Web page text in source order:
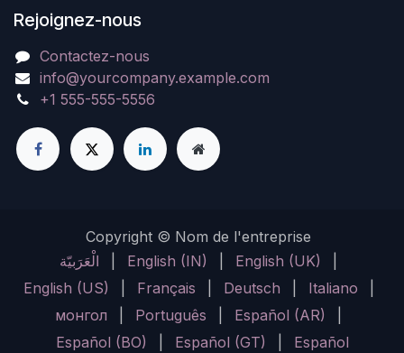
Rejoignez-nous
Contactez-nous
info@yourcompany.example.com
+1 555-555-5556
Copyright © Nom de l'entreprise
الْعَرَبيّة
English (IN) English (UK)
English (US)
Français Deutsch Italiano
монгол
Português Español (AR)
Español (BO)
Español (GT) Español